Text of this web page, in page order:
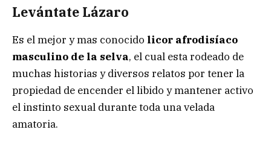
Levántate Lázaro
Es el mejor y mas conocido licor afrodisíaco
masculino de la selva, el cual esta rodeado de
muchas historias y diversos relatos por tener la
propiedad de encender el libido y mantener activo
el instinto sexual durante toda una velada
amatoria.